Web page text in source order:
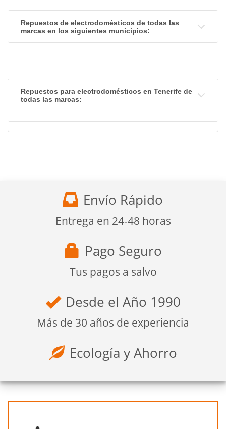
Repuestos de electrodomésticos de todas las
marcas en los siguientes municipios:
Repuestos para electrodomésticos en Tenerife de
todas las marcas:
Envío Rápido
Entrega en 24-48 horas
Pago Seguro
Tus pagos a salvo
Desde el Año 1990
Más de 30 años de experiencia
Ecología y Ahorro